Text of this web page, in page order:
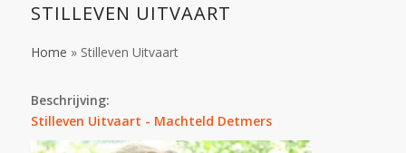
STILLEVEN UITVAART
Home » Stilleven Uitvaart
Beschrijving:
Stilleven Uitvaart - Machteld Detmers